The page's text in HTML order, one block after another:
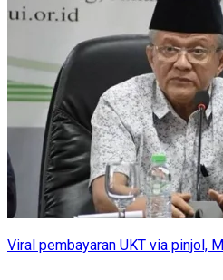
Viral pembayaran UKT via pinjol,